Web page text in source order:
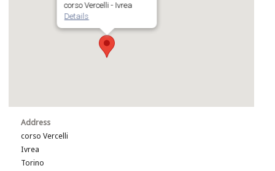
corso Vercelli - Ivrea
Details
Address
corso Vercelli
Ivrea
Torino